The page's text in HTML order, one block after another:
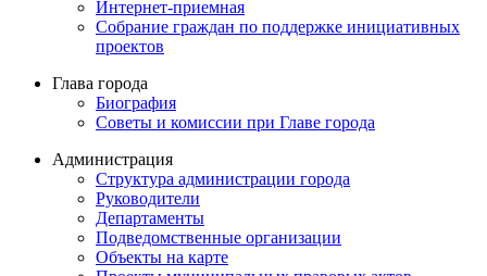
Интернет-приемная
Собрание граждан по поддержке инициативных
проектов
Глава города
Биография
Советы и комиссии при Главе города
Администрация
Структура администрации города
Руководители
Департаменты
Подведомственные организации
Объекты на карте